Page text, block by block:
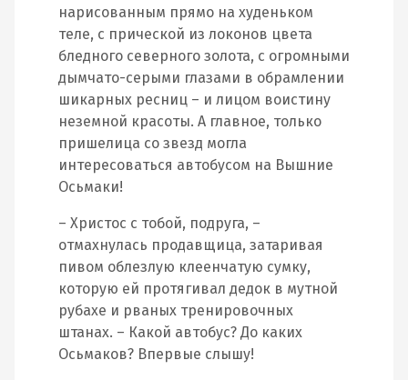
нарисованным прямо на худеньком
теле, с прической из локонов цвета
бледного северного золота, с огромными
дымчато-серыми глазами в обрамлении
шикарных ресниц – и лицом воистину
неземной красоты. А главное, только
пришелица со звезд могла
интересоваться автобусом на Вышние
Осьмаки!
– Христос с тобой, подруга, –
отмахнулась продавщица, затаривая
пивом облезлую клеенчатую сумку,
которую ей протягивал дедок в мутной
рубахе и рваных тренировочных
штанах. – Какой автобус? До каких
Осьмаков? Впервые слышу!